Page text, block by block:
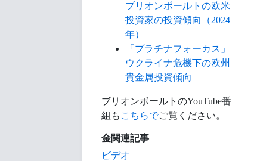
ブリオンボールトの欧米
投資家の投資傾向（2024
年）
「プラチナフォーカス」
ウクライナ危機下の欧州
貴金属投資傾向
ブリオンボールトのYouTube番
組も こちらでご覧ください。
金関連記事
ビデオ